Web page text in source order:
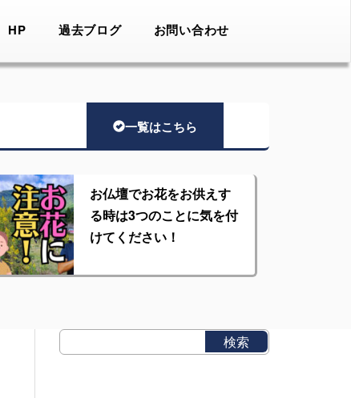
HP 過去ブログ お問い合わせ
一覧はこちら
お仏壇でお花をお供えす
る時は3つのことに気を付
けてください！